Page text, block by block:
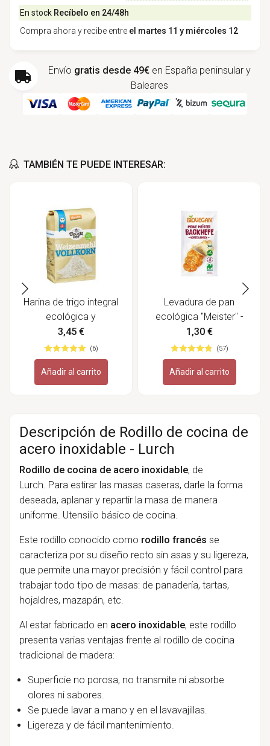
En stock Recíbelo en 24/48h
Compra ahora y recibe entre el martes 11 y miércoles 12
Envío gratis desde 49€ en España peninsular y
Baleares
TAMBIÉN TE PUEDE INTERESAR:
Harina de trigo integral
ecológica y
biodinámica - Bauckhof
3,45 €
(6)
Añadir al carrito
Levadura de pan
ecológica "Meister" -
Biovegan
1,30 €
(57)
Añadir al carrito
Descripción de Rodillo de cocina de
acero inoxidable - Lurch
Rodillo de cocina de acero inoxidable, de
Lurch. Para estirar las masas caseras, darle la forma
deseada, aplanar y repartir la masa de manera
uniforme. Utensilio básico de cocina.
Este rodillo conocido como rodillo francés se
caracteriza por su diseño recto sin asas y su ligereza,
que permite una mayor precisión y fácil control para
trabajar todo tipo de masas: de panadería, tartas,
hojaldres, mazapán, etc.
Al estar fabricado en acero inoxidable, este rodillo
presenta varias ventajas frente al rodillo de cocina
tradicional de madera:
Superficie no porosa, no transmite ni absorbe
olores ni sabores.
Se puede lavar a mano y en el lavavajillas.
Ligereza y de fácil mantenimiento.